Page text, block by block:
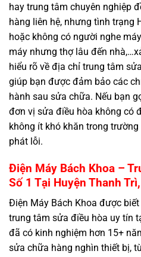
hay trung tâm chuyên nghiệp
hàng liên hệ, nhưng tình trạng
hoặc không có người nghe
máy nhưng thợ lâu đến
hiểu rõ về địa chỉ trung tâm
giúp bạn được đảm bảo các
hành sau sửa chữa. Nếu bạn
đơn vị sửa điều hòa không có
không ít khó khăn trong
phát lỗi.
Điện Máy Bách Khoa –
Số 1 Tại Huyện Thanh
Điện Máy Bách Khoa được
trung tâm sửa điều hòa uy tín
đã có kinh nghiệm hơn 15+
sửa chữa hàng nghìn thiết bị,